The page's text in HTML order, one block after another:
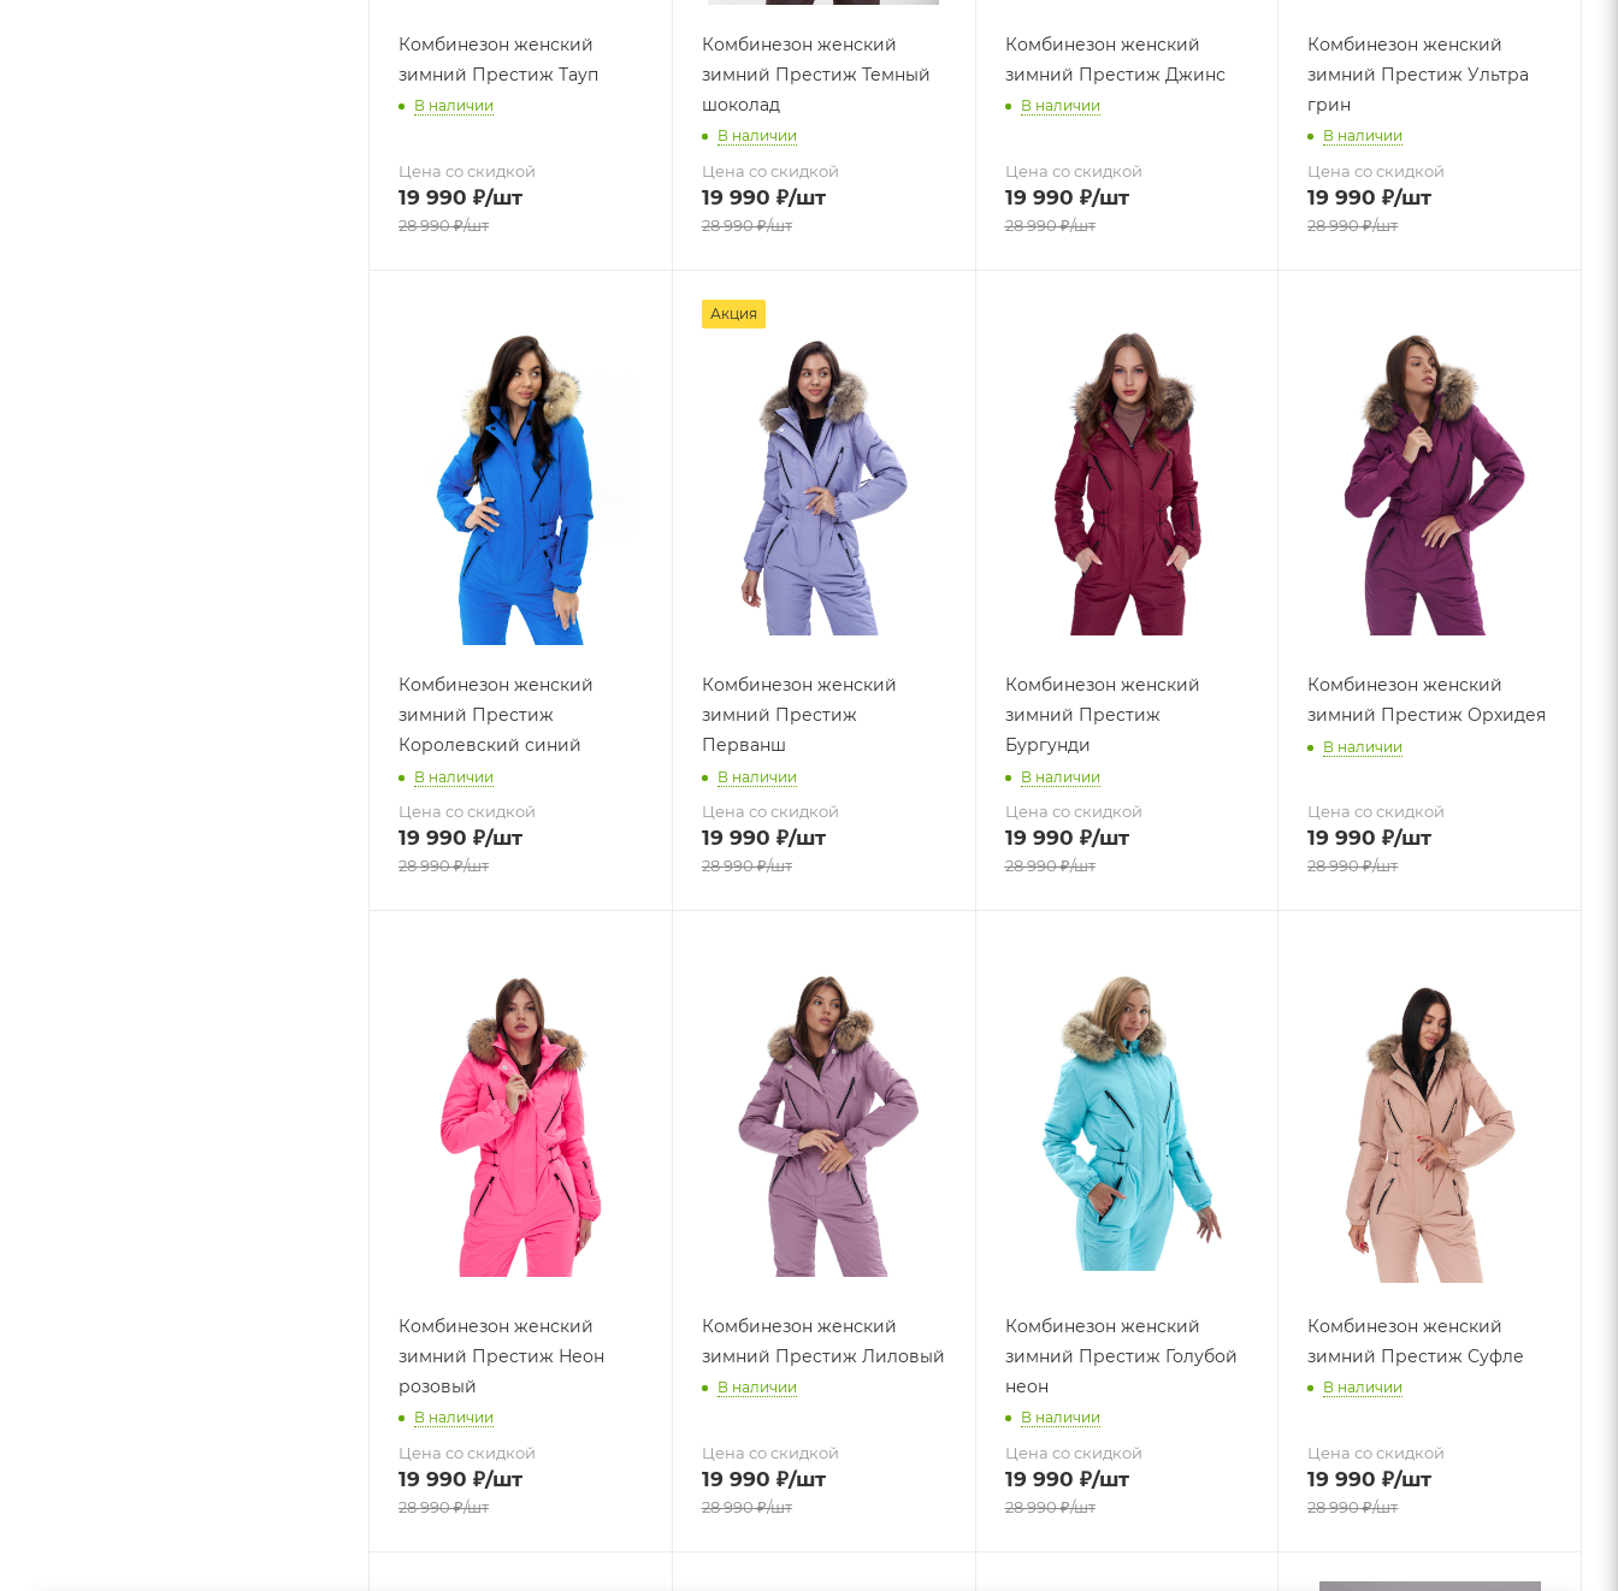
Комбинезон женский
зимний Престиж Тауп
В наличии
Цена со скидкой
19 990 ₽/шт
28 990₽/шт
Комбинезон женский
зимний Престиж Темный
шоколад
В наличии
Цена со скидкой
19 990 ₽/шт
28 990₽/шт
Комбинезон женский
зимний Престиж Джинс
В наличии
Цена со скидкой
19 990 ₽/шт
28 990₽/шт
Комбинезон женский
зимний Престиж Ультра
грин
В наличии
Цена со скидкой
19 990 ₽/шт
28 990₽/шт
Комбинезон женский
зимний Престиж
Королевский синий
В наличии
Цена со скидкой
19 990 ₽/шт
28 990₽/шт
Акция
Комбинезон женский
зимний Престиж
Перванш
В наличии
Цена со скидкой
19 990 ₽/шт
28 990₽/шт
Комбинезон женский
зимний Престиж
Бургунди
В наличии
Цена со скидкой
19 990 ₽/шт
28 990₽/шт
Комбинезон женский
зимний Престиж Орхидея
В наличии
Цена со скидкой
19 990 ₽/шт
28 990₽/шт
Комбинезон женский
зимний Престиж Неон
розовый
В наличии
Цена со скидкой
19 990 ₽/шт
28 990₽/шт
Комбинезон женский
зимний Престиж Лиловый
В наличии
Цена со скидкой
19 990 ₽/шт
28 990₽/шт
Комбинезон женский
зимний Престиж Голубой
неон
В наличии
Цена со скидкой
19 990 ₽/шт
28 990₽/шт
Комбинезон женский
зимний Престиж Суфле
В наличии
Цена со скидкой
19 990 ₽/шт
28 990₽/шт